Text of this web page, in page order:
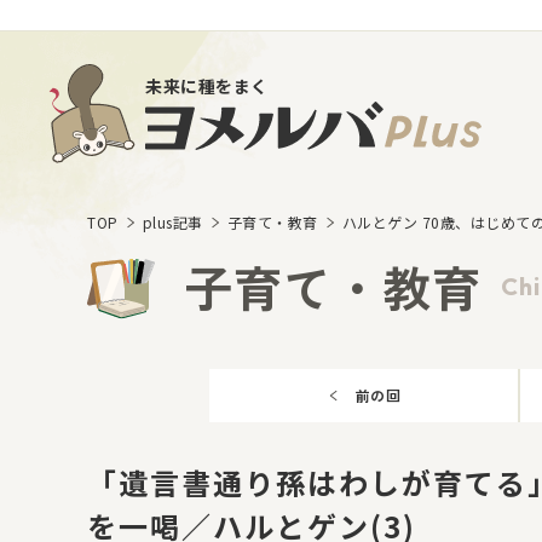
未来に種をまく
TOP plus記事 子育て・教育 ハルとゲン 70歳、はじめて
子育て・教育
前の回
「遺言書通り孫はわしが育て
を一喝／ハルとゲン(3)